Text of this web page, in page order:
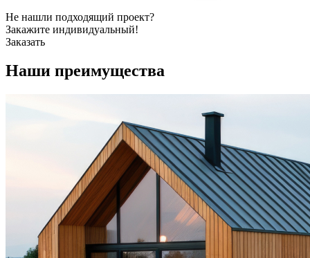
Не нашли подходящий проект?
Закажите индивидуальный!
Заказать
Наши преимущества